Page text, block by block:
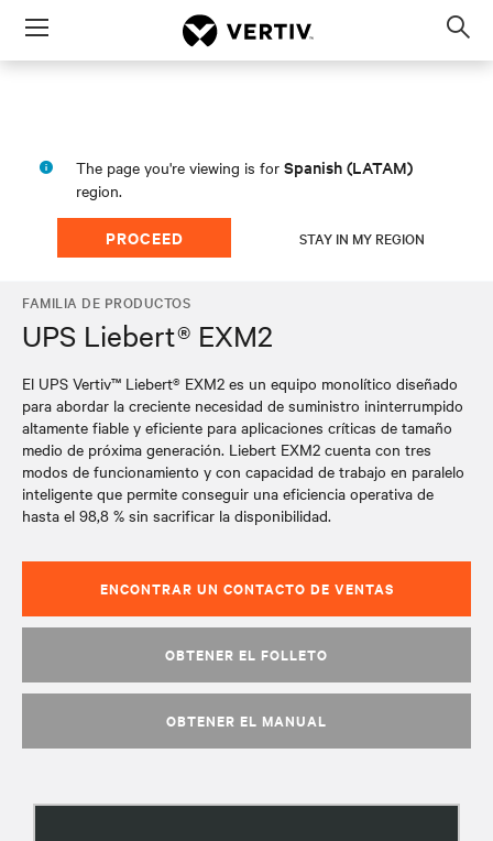
Menu
The page you're viewing is for Spanish (LATAM)
region.
PROCEED STAY IN MY REGION
FAMILIA DE PRODUCTOS
UPS Liebert® EXM2
El UPS Vertiv™ Liebert® EXM2 es un equipo monolítico diseñado
para abordar la creciente necesidad de suministro ininterrumpido
altamente fiable y eficiente para aplicaciones críticas de tamaño
medio de próxima generación. Liebert EXM2 cuenta con tres
modos de funcionamiento y con capacidad de trabajo en paralelo
inteligente que permite conseguir una eficiencia operativa de
hasta el 98,8 % sin sacrificar la disponibilidad.
ENCONTRAR UN CONTACTO DE VENTAS
OBTENER EL FOLLETO
OBTENER EL MANUAL